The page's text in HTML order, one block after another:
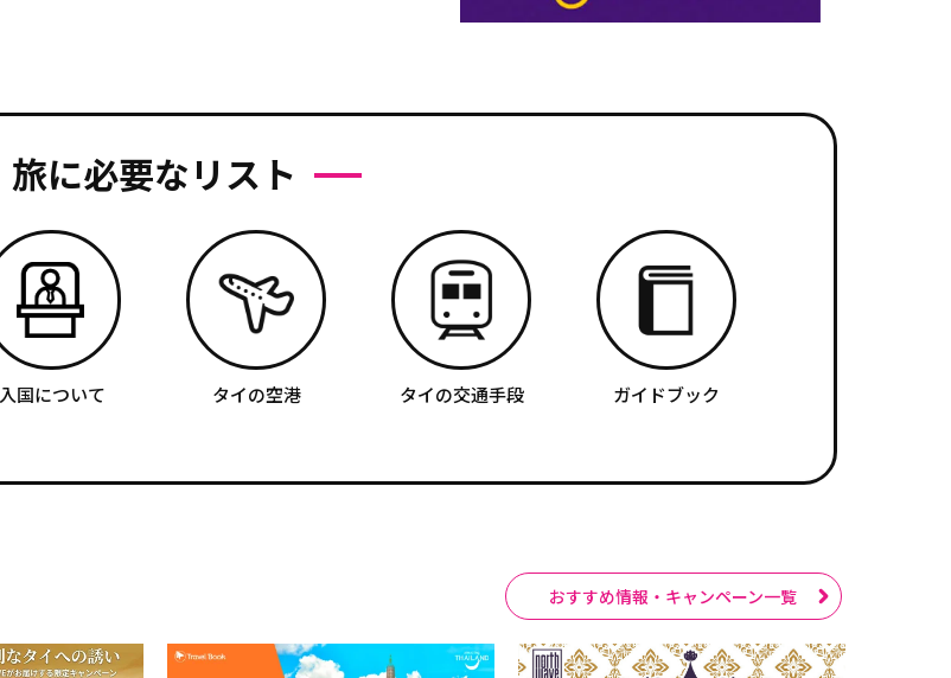
旅に必要なリスト
入国について タイの空港 タイの交通手段 ガイドブック
おすすめ情報・キャンペーン一覧